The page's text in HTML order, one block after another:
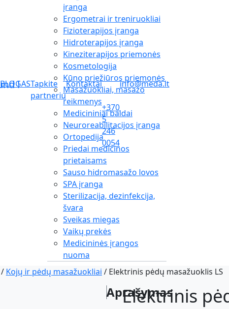
įranga
Ergometrai ir treniruokliai
Fizioterapijos įranga
Hidroterapijos įranga
Kineziterapijos priemonės
Kosmetologija
Kūno priežiūros priemonės
Masažuokliai, masažo
reikmenys
Medicininiai baldai
Neuroreabilitacijos įranga
Ortopedija
Priedai medicinos
prietaisams
Sauso hidromasažo lovos
SPA įranga
Sterilizacija, dezinfekcija,
švara
Sveikas miegas
Vaikų prekės
Medicininės įrangos
nuoma
BLOGASTapkite
partneriu
Kontaktai
+370
5
246
0054
info@meda.lt
/ Kojų ir pėdų masažuokliai / Elektrinis pėdų masažuoklis LS
Elektrinis
Aprašymas